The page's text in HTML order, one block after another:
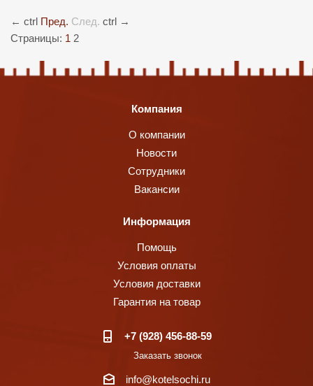
← ctrl Пред. След. ctrl →
Страницы: 1 2
Компания
О компании
Новости
Сотрудники
Вакансии
Информация
Помощь
Условия оплаты
Условия доставки
Гарантия на товар
+7 (928) 456-88-59
Заказать звонок
info@kotelsochi.ru